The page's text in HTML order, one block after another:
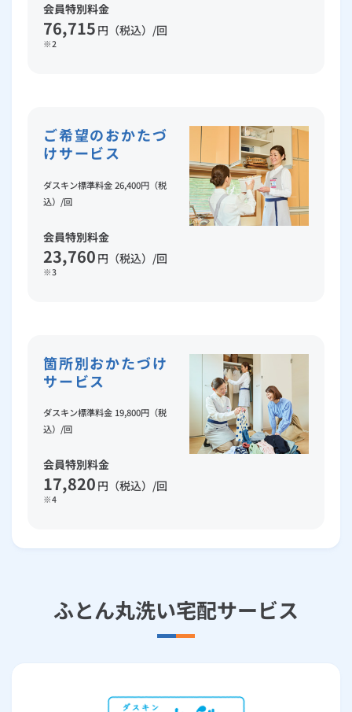
会員特別料金
76,715 円（税込）/回
※2
ご希望のおかたづ
けサービス
ダスキン標準料金 26,400円（税
込）/回
会員特別料金
23,760 円（税込）/回
※3
箇所別おかたづけ
サービス
ダスキン標準料金 19,800円（税
込）/回
会員特別料金
17,820 円（税込）/回
※4
ふとん丸洗い宅配サービス